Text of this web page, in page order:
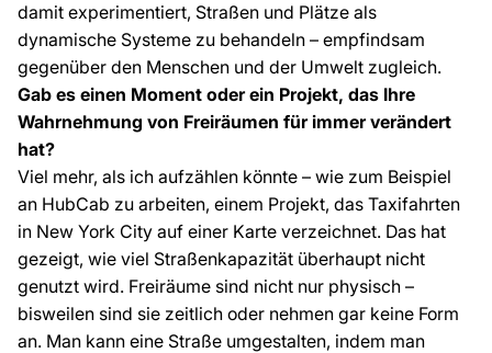
damit experimentiert, Straßen und Plätze als
dynamische Systeme zu behandeln – empfindsam
gegenüber den Menschen und der Umwelt zugleich.
Gab es einen Moment oder ein Projekt, das Ihre
Wahrnehmung von Freiräumen für immer verändert
hat?
Viel mehr, als ich aufzählen könnte – wie zum Beispiel
an HubCab zu arbeiten, einem Projekt, das Taxifahrten
in New York City auf einer Karte verzeichnet. Das hat
gezeigt, wie viel Straßenkapazität überhaupt nicht
genutzt wird. Freiräume sind nicht nur physisch –
bisweilen sind sie zeitlich oder nehmen gar keine Form
an. Man kann eine Straße umgestalten, indem man